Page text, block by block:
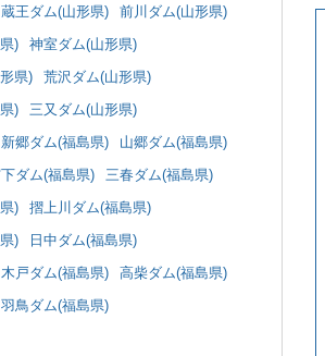
蔵王ダム(山形県)
前川ダム(山形県)
)
神室ダム(山形県)
県)
荒沢ダム(山形県)
)
三又ダム(山形県)
新郷ダム(福島県)
山郷ダム(福島県)
ダム(福島県)
三春ダム(福島県)
)
摺上川ダム(福島県)
)
日中ダム(福島県)
木戸ダム(福島県)
高柴ダム(福島県)
羽鳥ダム(福島県)